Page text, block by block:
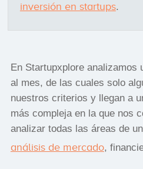
inversión en startups.
En Startupxplore analizamos
al mes, de las cuales solo
nuestros criterios y llegan a
más compleja en la que nos
analizar todas las áreas de
análisis de mercado,